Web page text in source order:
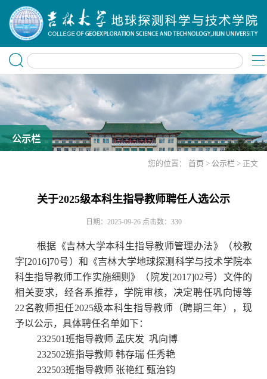
公示栏
您的位置： 首页 > 公示栏 > 正文
关于2025级本科生指导教师聘任人选公示
日期：2025-09-26 点击数： 330
根据《吉林大学本科生指导教师管理办法》（校教
字[2016]70号）和《吉林大学地球探测科学与技术学院本
科生指导教师工作实施细则》（院发[2017]02号）文件的
相关要求，经各系推荐，学院审核，决定聘任巩向博等
22名教师担任2025级本科生指导教师（聘期三年），现
予以公示，具体聘任名单如下：
232501班指导教师 孟庆发 巩向博
232502班指导教师 韩存瑞 任秀艳
232503班指导教师 张艳红 甄治钧